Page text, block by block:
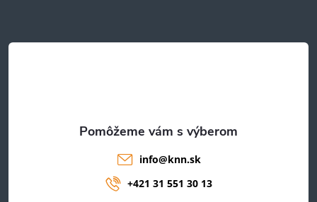
t
info@knn.sk
+421 31 551 30 13